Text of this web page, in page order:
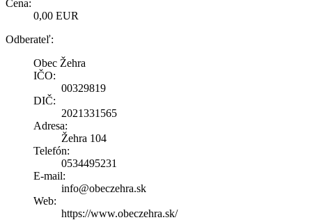
Cena:
0,00 EUR
Odberateľ:
Obec Žehra
IČO:
00329819
DIČ:
2021331565
Adresa:
Žehra 104
Telefón:
0534495231
E-mail:
info@obeczehra.sk
Web:
https://www.obeczehra.sk/